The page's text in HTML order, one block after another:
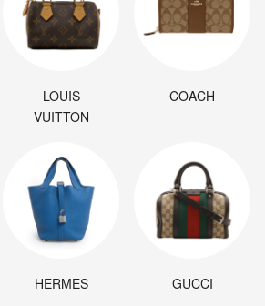
LOUIS
VUITTON
COACH
HERMES GUCCI